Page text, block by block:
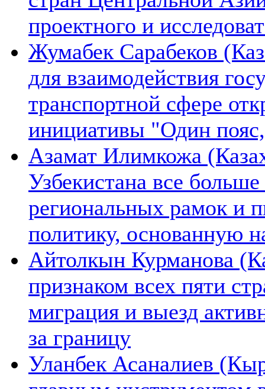
проектного и
Жумабек Сарабеков
для взаимодействия
транспортной сфере
инициативы "Один
Азамат Илимкожа
Узбекистана все
региональных рамок и
политику, основанную
Айтолкын Курманова
признаком всех пяти
миграция и выезд
за границу
Уланбек Асаналиев